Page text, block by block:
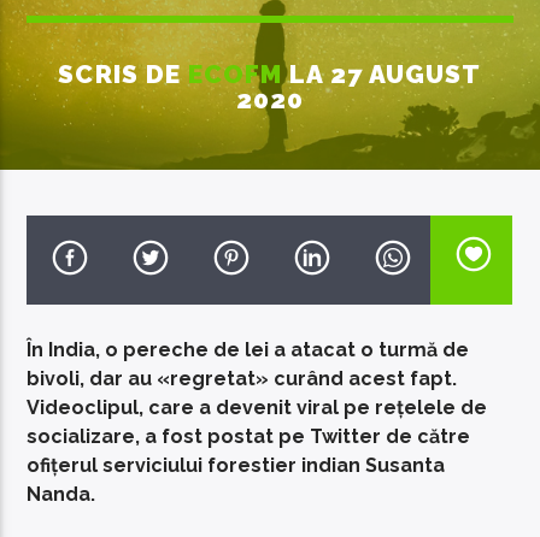
SERVICIUL DE PUBLICITATE:
069155998
EcoFM Chisinau
SCRIS DE ECOFMLA 27 AUGUST
2020
În India, o pereche de lei a atacat o turmă de
bivoli, dar au «regretat» curând acest fapt.
Videoclipul, care a devenit viral pe rețelele de
socializare, a fost postat pe Twitter de către
ofițerul serviciului forestier indian Susanta
Nanda.